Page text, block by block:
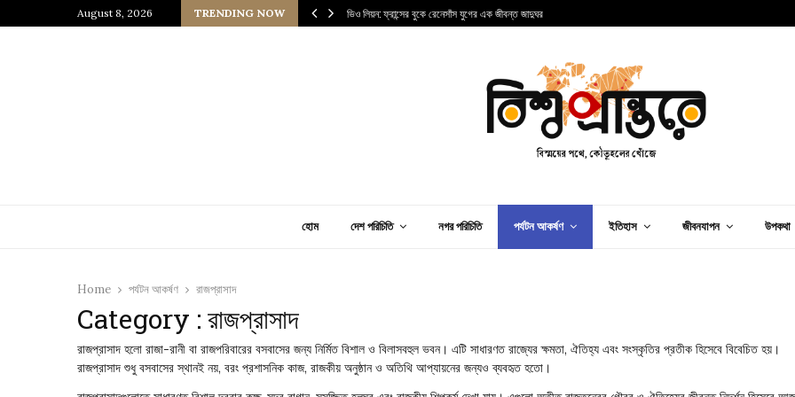
August 8, 2026 TRENDING NOW
জাপানি আধ্যাত্মিকতার ছোঁয়া ভিও লিয়ন: ফ্রান্সের বুকে রেনেসাঁস যুগের এক জীবন্ত জাদুঘর
হোম দেশ পরিচিতি নগর পরিচিতি পর্যটন আকর্ষণ ইতিহাস জীবনযাপন উপকথা
Home পর্যটন আকর্ষণ রাজপ্রাসাদ
Category : রাজপ্রাসাদ
রাজপ্রাসাদ হলো রাজা-রানী বা রাজপরিবারের বসবাসের জন্য নির্মিত বিশাল ও বিলাসবহুল ভবন। এটি সাধারণত রাজ্যের ক্ষমতা, ঐতিহ্য এবং সংস্কৃতির প্রতীক হিসেবে বিবেচিত হয়।
রাজপ্রাসাদ শুধু বসবাসের স্থানই নয়, বরং প্রশাসনিক কাজ, রাজকীয় অনুষ্ঠান ও অতিথি আপ্যায়নের জন্যও ব্যবহৃত হতো।